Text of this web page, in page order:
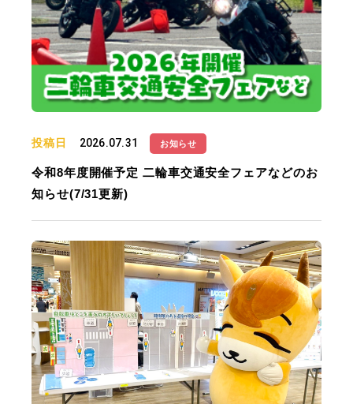
投稿日 2026.07.31 お知らせ
令和8年度開催予定 二輪車交通安全フェアなどのお
知らせ(7/31更新)